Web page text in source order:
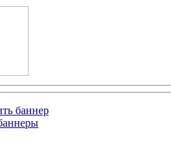
баннер